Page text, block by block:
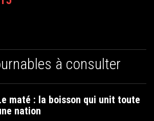
à consulter
maté : la boisson qui unit toute
nation